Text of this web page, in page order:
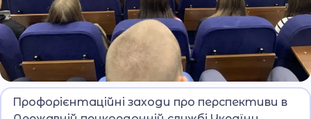
До ліцею завітав підполковник Вʼячеслав
Онофрей.
Профорієнтаційні заходи про перспективи в